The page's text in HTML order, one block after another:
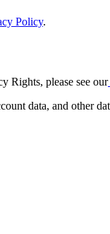
Policy.
Rights, please see our
data, and other